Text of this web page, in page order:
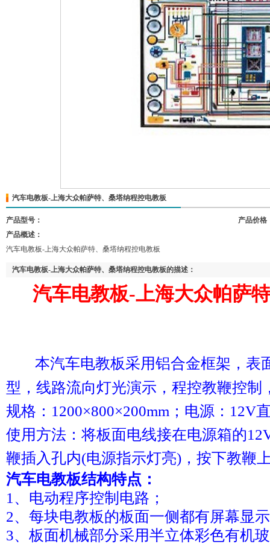
汽车电教板-上海大众帕萨特、桑塔纳程控电教板
产品型号：
产品价格
产品概述：
汽车电教板-上海大众帕萨特、桑塔纳程控电教板
汽车电教板-上海大众帕萨特、桑塔纳程控电教板的描述：
汽车电教板-上海大众帕萨
本汽车电教板采用铝合金框架，表
型，线路流向灯光演示，程控教鞭控制
规格：1200×800×200mm；电源：12V
使用方法：将板面电线接在电源箱的
鞭插入孔内(电源指示灯亮)，按下教鞭
汽车电教板结构特点：
1、电动程序控制电路；
2、每块电教板的板面一侧都有屏幕显
3、板面机械部分采用半立体彩色有机